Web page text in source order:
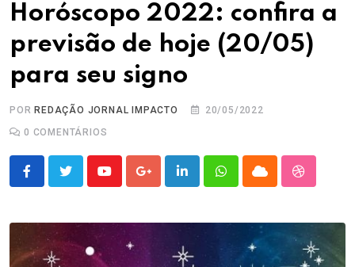
Horóscopo 2022: confira a
previsão de hoje (20/05)
para seu signo
POR REDAÇÃO JORNAL IMPACTO
20/05/2022
0 COMENTÁRIOS
YoutubeGoogle+LinkedInWhatsappCloud